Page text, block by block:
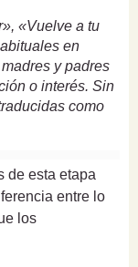
«Vuelve a tu
en
y padres
o interés. Sin
como
de esta etapa
entre lo
los